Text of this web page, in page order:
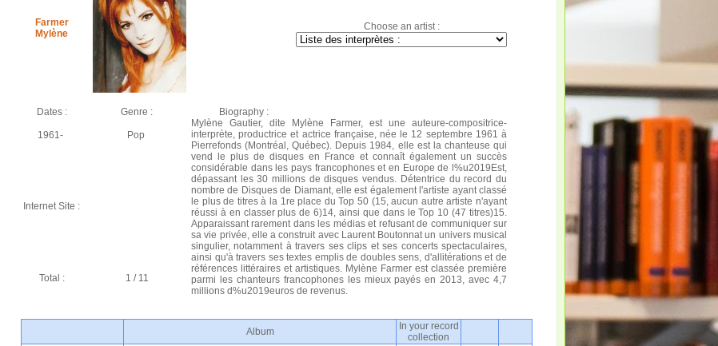
Farmer
Mylène
Choose an artist :
Dates : Genre : Biography :
1961- Pop
Mylène Gautier, dite Mylène Farmer, est une auteure-compositrice-
interprète, productrice et actrice française, née le 12 septembre 1961 à
Pierrefonds (Montréal, Québec). Depuis 1984, elle est la chanteuse qui
vend le plus de disques en France et connaît également un succès
considérable dans les pays francophones et en Europe de l%u2019Est,
dépassant les 30 millions de disques vendus. Détentrice du record du
nombre de Disques de Diamant, elle est également l'artiste ayant classé
le plus de titres à la 1re place du Top 50 (15, aucun autre artiste n'ayant
réussi à en classer plus de 6)14, ainsi que dans le Top 10 (47 titres)15.
Apparaissant rarement dans les médias et refusant de communiquer sur
sa vie privée, elle a construit avec Laurent Boutonnat un univers musical
singulier, notamment à travers ses clips et ses concerts spectaculaires,
ainsi qu'à travers ses textes emplis de doubles sens, d'allitérations et de
références littéraires et artistiques. Mylène Farmer est classée première
parmi les chanteurs francophones les mieux payés en 2013, avec 4,7
millions d%u2019euros de revenus.
Internet Site :
Total : 1 / 11
Album
In your record
collection